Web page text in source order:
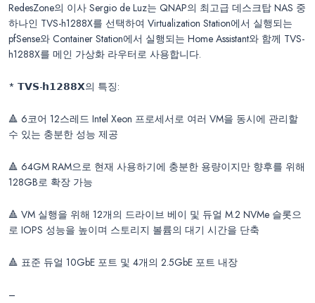
RedesZone의 이사 Sergio de Luz는 QNAP의 최고급 데스크탑 NAS 중
하나인 TVS-h1288X를 선택하여 Virtualization Station에서 실행되는
pfSense와 Container Station에서 실행되는 Home Assistant와 함께 TVS-
h1288X를 메인 가상화 라우터로 사용합니다.
* 𝗧𝗩𝗦-𝗵𝟭𝟮𝟴𝟴𝗫의 특징:
🔺 6코어 12스레드 Intel Xeon 프로세서로 여러 VM을 동시에 관리할
수 있는 충분한 성능 제공
🔺 64GM RAM으로 현재 사용하기에 충분한 용량이지만 향후를 위해
128GB로 확장 가능
🔺 VM 실행을 위해 12개의 드라이브 베이 및 듀얼 M.2 NVMe 슬롯으
로 IOPS 성능을 높이며 스토리지 볼륨의 대기 시간을 단축
🔺 표준 듀얼 10GbE 포트 및 4개의 2.5GbE 포트 내장
–